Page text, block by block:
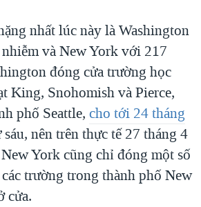
nhất lúc này là Washington
và New York với 217
đóng cửa trường học
King, Snohomish và Pierce,
phố Seattle, cho tới 24 tháng
nên trên thực tế 27 tháng 4
York cũng chỉ đóng một số
trường trong thành phố New
cửa.